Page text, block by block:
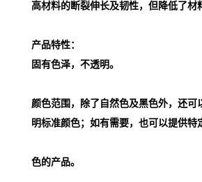
高材料的断裂伸长及韧性，但降低了材
产品特性：
固有色泽，不透明。
颜色范围，除了自然色及黑色外，还可
明标准颜色；如有需要，也可以提供特
色的产品。